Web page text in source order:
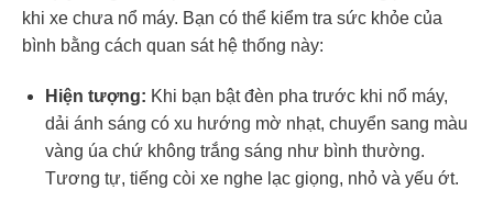
khi xe chưa nổ máy. Bạn có thể kiểm tra sức khỏe của
bình bằng cách quan sát hệ thống này:
Hiện tượng: Khi bạn bật đèn pha trước khi nổ máy,
dải ánh sáng có xu hướng mờ nhạt, chuyển sang màu
vàng úa chứ không trắng sáng như bình thường.
Tương tự, tiếng còi xe nghe lạc giọng, nhỏ và yếu ớt.